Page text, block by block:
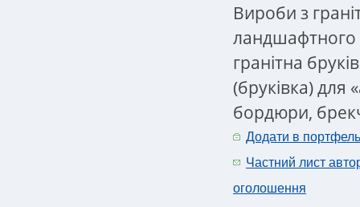
Вироби з
ландшафтного
гранітна
(бруківка) для
бордюри,
Додати в портфель
Частний лист
оголошення